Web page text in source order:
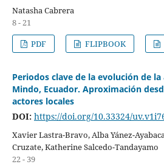
Natasha Cabrera
8 - 21
PDF
FLIPBOOK
Periodos clave de la evolución de
Mindo, Ecuador. Aproximación
actores locales
DOI: https://doi.org/10.33324/
Xavier Lastra-Bravo, Alba Yánez-
Cruzate, Katherine Salcedo-Tandayamo
22 - 39